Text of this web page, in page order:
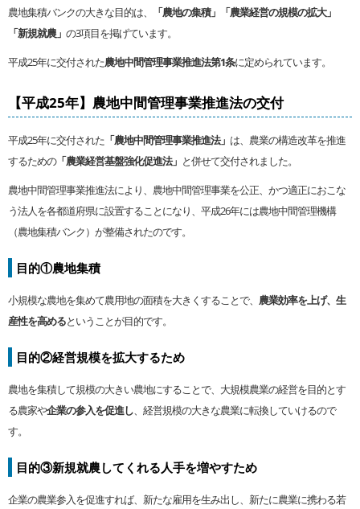
農地集積バンクの大きな目的は、 「農地の集積」
「農業経営の規模の拡大」
「新規就農」 の3項目を掲げています。
平成25年に交付された農地中間管理事業推進法第1条に定められています。
【平成25年】農地中間管理事業推進法の交付
平成25年に交付された 「農地中間管理事業推進法」 は、農業の構造改革を推進
するための「農業経営基盤強化促進法」 と併せて交付されました。
農地中間管理事業推進法により、農地中間管理事業を公正、かつ適正におこな
う法人を各都道府県に設置することになり、平成26年には農地中間管理機構
（農地集積バンク）が整備されたのです。
目的①農地集積
小規模な農地を集めて農用地の面積を大きくすることで、 農業効率を上げ、生
産性を高めるということが目的です。
目的②経営規模を拡大するため
農地を集積して規模の大きい農地にすることで、大規模農業の経営を目的とす
る農家や企業の参入を促進し、経営規模の大きな農業に転換していけるので
す。
目的③新規就農してくれる人手を増やすため
企業の農業参入を促進すれば、新たな雇用を生み出し、新たに農業に携わる若